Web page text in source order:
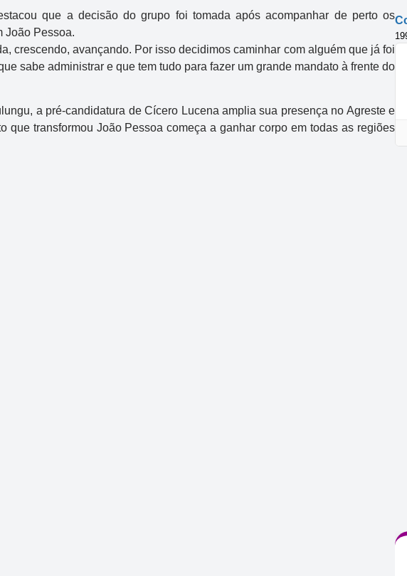
que a decisão do grupo foi tomada após acompanhar de perto os
João Pessoa.
crescendo, avançando. Por isso decidimos caminhar com alguém que já foi
sabe administrar e que tem tudo para fazer um grande mandato à frente do
a pré-candidatura de Cícero Lucena amplia sua presença no Agreste e
que transformou João Pessoa começa a ganhar corpo em todas as regiões